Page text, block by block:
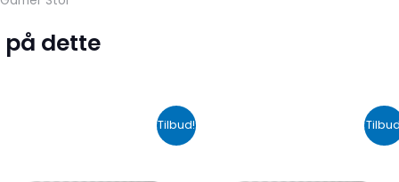
på dette
Tilbud!
oprindelige
Den
aktuelle
oprindelige